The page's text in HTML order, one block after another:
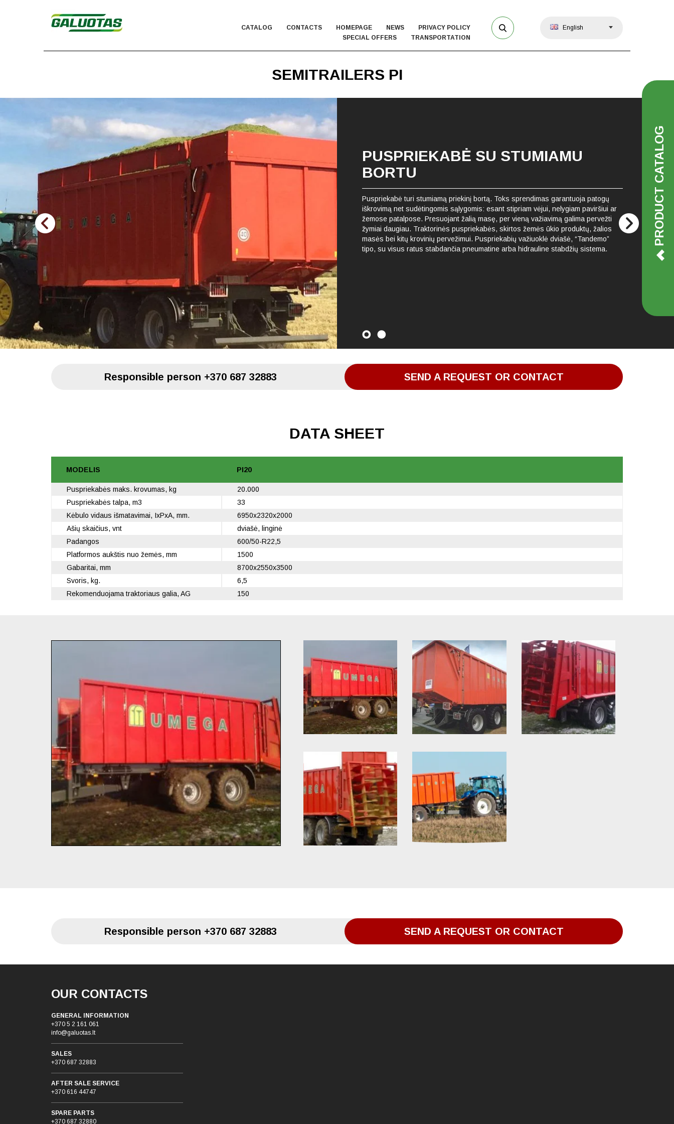
CATALOG CONTACTS HOMEPAGE NEWS
PRIVACY POLICY
SPECIAL OFFERS
TRANSPORTATION
English
PRODUCT CATALOG
SEMITRAILERS PI
PUSPRIEKABĖ SU STUMIAMU
BORTU
Puspriekabė turi stumiamą priekinį bortą. Toks sprendimas garantuoja patogų
iškrovimą net sudėtingomis sąlygomis: esant stipriam vėjui, nelygiam paviršiui ar
žemose patalpose. Presuojant žalią masę, per vieną važiavimą galima pervežti
žymiai daugiau. Traktorinės puspriekabės, skirtos žemės ūkio produktų, žalios
masės bei kitų krovinių pervežimui. Puspriekabių važiuoklė dviašė, “Tandemo”
tipo, su visus ratus stabdančia pneumatine arba hidrauline stabdžių sistema.
Responsible person +370 687 32883 SEND A REQUEST OR CONTACT
DATA SHEET
MODELIS
Puspriekabės maks. krovumas, kg
Puspriekabės talpa, m3
Kėbulo vidaus išmatavimai, IxPxA, mm.
Ašių skaičius, vnt
Padangos
Platformos aukštis nuo žemės, mm
Gabaritai, mm
Svoris, kg.
Rekomenduojama traktoriaus galia, AG
PI20
20.000
33
6950x2320x2000
dviašė, linginė
600/50-R22,5
1500
8700x2550x3500
6,5
150
Responsible person +370 687 32883 SEND A REQUEST OR CONTACT
OUR CONTACTS
GENERAL INFORMATION
+370 5 2 161 061
info@galuotas.lt
SALES
+370 687 32883
AFTER SALE SERVICE
+370 616 44747
SPARE PARTS
+370 687 32880